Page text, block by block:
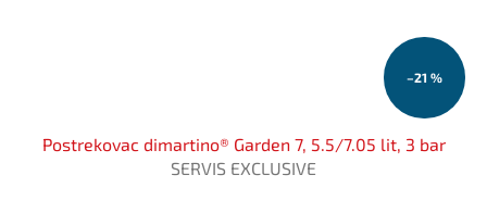
–21 %
Postrekovac dimartino® Garden 7, 5.5/7.05 lit, 3 bar
SERVIS EXCLUSIVE